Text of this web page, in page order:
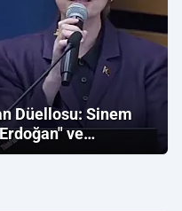
Düellosu: Sinem
ve